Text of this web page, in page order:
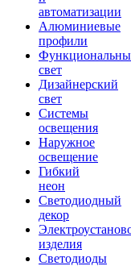
автоматизации
Алюминиевые
профили
свет
Дизайнерский
свет
Системы
освещения
Наружное
освещение
Гибкий
неон
Светодиодный
декор
изделия
Светодиоды